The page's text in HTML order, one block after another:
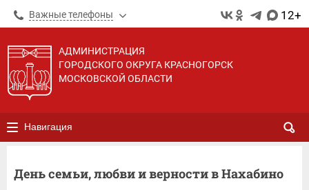
Важные телефоны 12+
АДМИНИСТРАЦИЯ
ГОРОДСКОГО ОКРУГА КРАСНОГОРСК
МОСКОВСКОЙ ОБЛАСТИ
Навигация
День семьи, любви и верности в Нахабино